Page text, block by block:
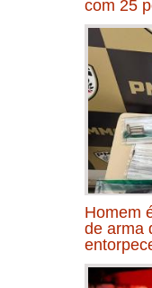
com 25
Homem
de arma